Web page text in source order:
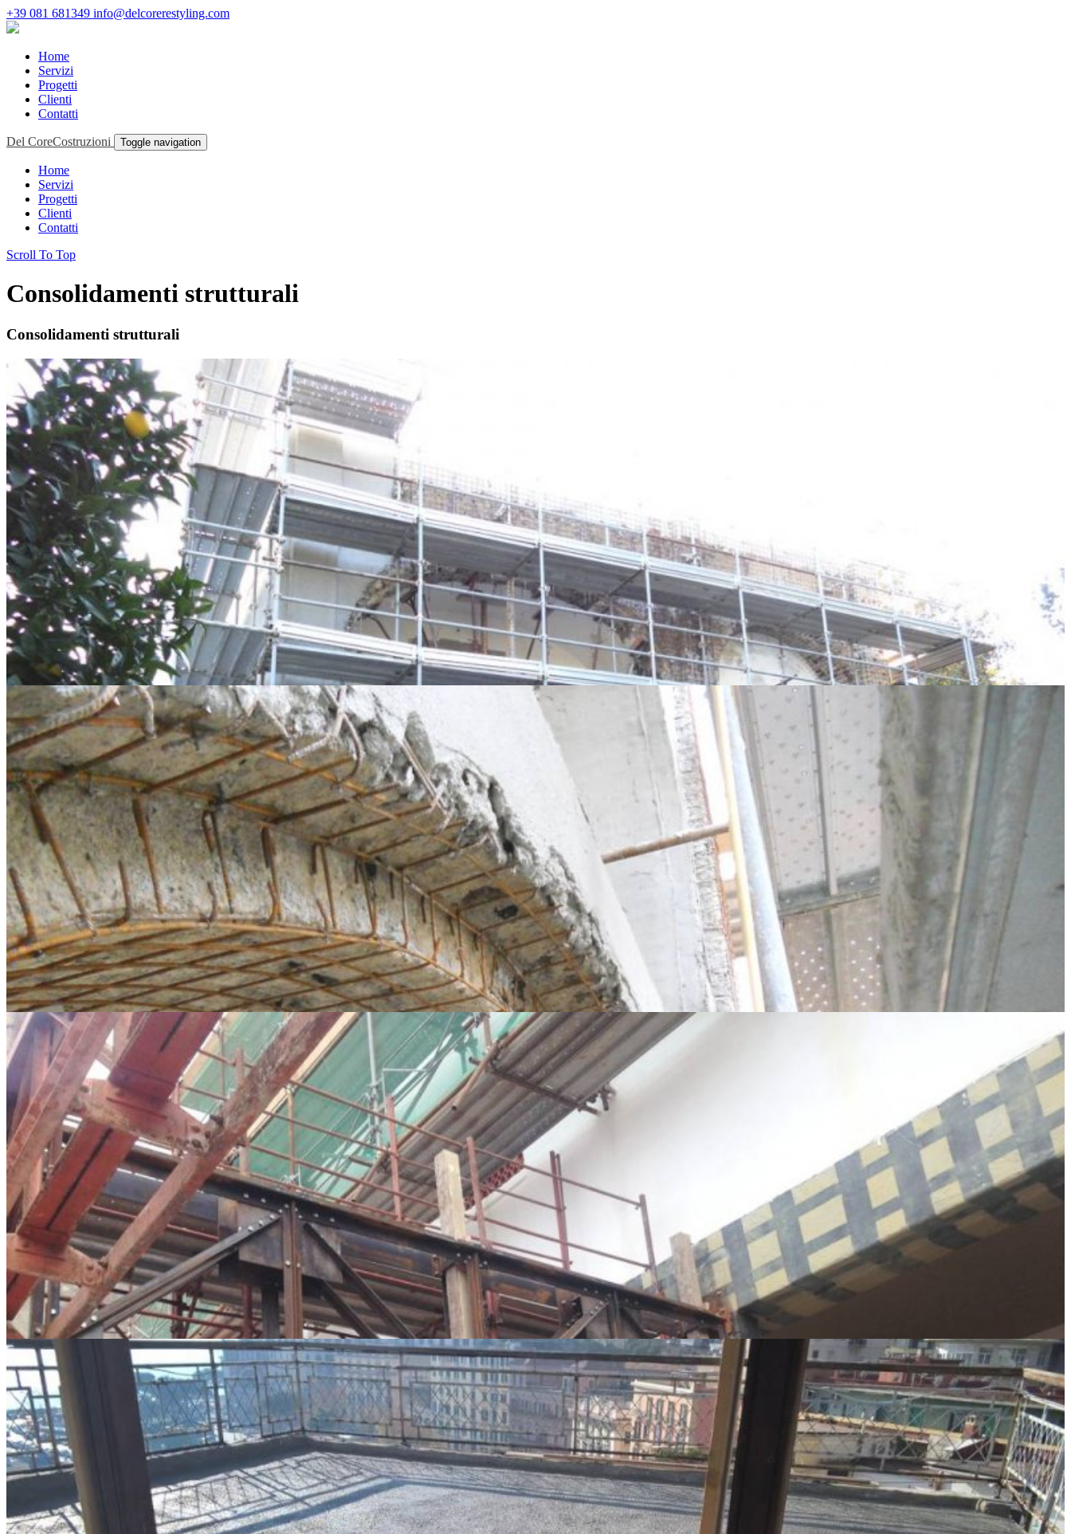
+39 081 681349 info@delcorerestyling.com
Home
Servizi
Progetti
Clienti
Contatti
Del CoreCostruzioni Toggle navigation
Home
Servizi
Progetti
Clienti
Contatti
Scroll To Top
Consolidamenti strutturali
Consolidamenti strutturali